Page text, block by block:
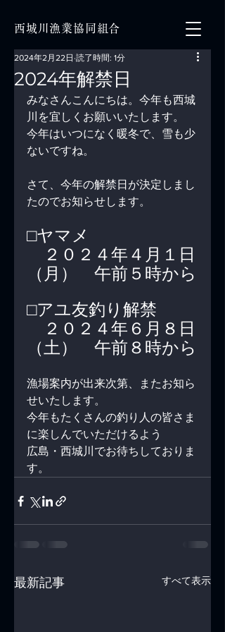
西城川漁業協同組合
2024年解禁日
2024年2月22日 読了時間: 1分
みなさんこんにちは。今年も西城
川を宜しくお願いいたします。
今年はいつになく暖冬で、雪も少
ないですね。
さて、今年の解禁日が決定しまし
たのでお知らせします。
⬜︎ヤマメ
２０２４年４月１日
（月）　午前５時から
⬜︎アユ友釣り解禁
２０２４年６月８日
（土）　午前８時から
漁場案内が出来次第、またお知ら
せいたします。
今年もたくさんの釣り人の皆さま
に楽しんでいただけるよう
広島・西城川でお待ちしておりま
す。
最新記事 すべて表示